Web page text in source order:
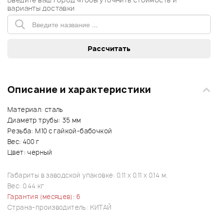
варианты доставки
Описание и характеристики
Материал: сталь
Диаметр трубы: 35 мм
Резьба: M10 с гайкой-бабочкой
Вес: 400 г
Цвет: черный
Габариты в заводской упаковке: 0.11 x 0.11 x 0.14 м.
Вес: 0.44 кг
Гарантия (месяцев): 6
Страна-производитель: КИТАЙ